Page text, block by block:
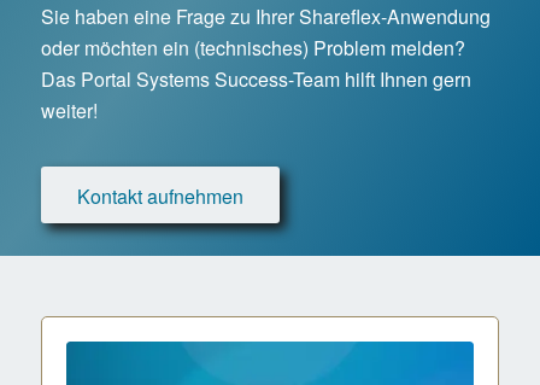
Sie haben eine Frage zu Ihrer Shareflex-Anwendung
oder möchten ein (technisches) Problem melden?
Das Portal Systems Success-Team hilft Ihnen gern
weiter!
Kontakt aufnehmen